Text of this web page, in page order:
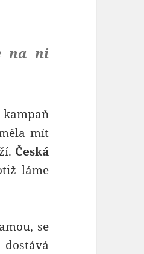
na ni
mít
Česká
láme
se